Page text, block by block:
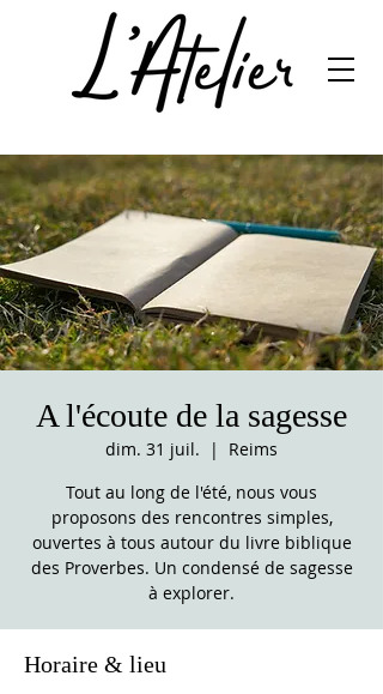
A l'écoute de la sagesse
dim. 31 juil.
  |
Reims
Tout au long de l'été, nous vous
proposons des rencontres simples,
ouvertes à tous autour du livre biblique
des Proverbes. Un condensé de sagesse
à explorer.
Horaire & lieu